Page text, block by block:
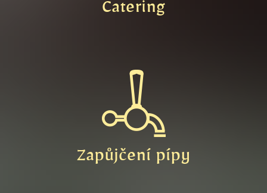
Catering
Zapůjčení pípy